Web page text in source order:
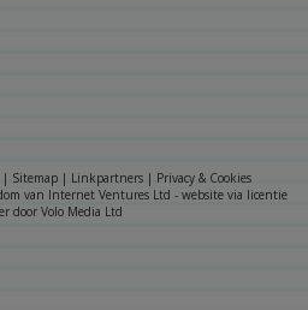
| Sitemap | Linkpartners | Privacy & Cookies
van Internet Ventures Ltd - website via licentie
door Volo Media Ltd